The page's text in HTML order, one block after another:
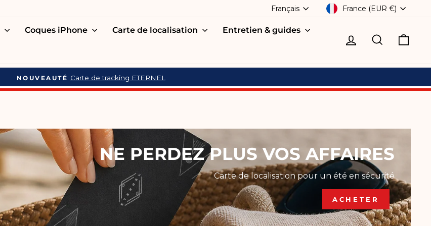
LANGUE
Français DEVISE
France (EUR €)
Coques iPhone Carte de localisation Entretien & guides
Se connecter
Mettre
LIVRAISON OFFERTE Dès 100€ d'achat
NE PERDEZ PLUS VOS AFFAIRES
Carte de localisation pour un été en sécurité
ACHETER